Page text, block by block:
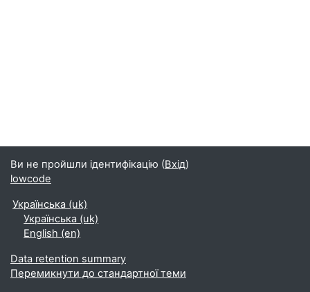
Ви не пройшли ідентифікацію (Вхід)
lowcode
Українська ‎(uk)‎
Українська ‎(uk)‎
English ‎(en)‎
Data retention summary
Перемикнути до стандартної теми